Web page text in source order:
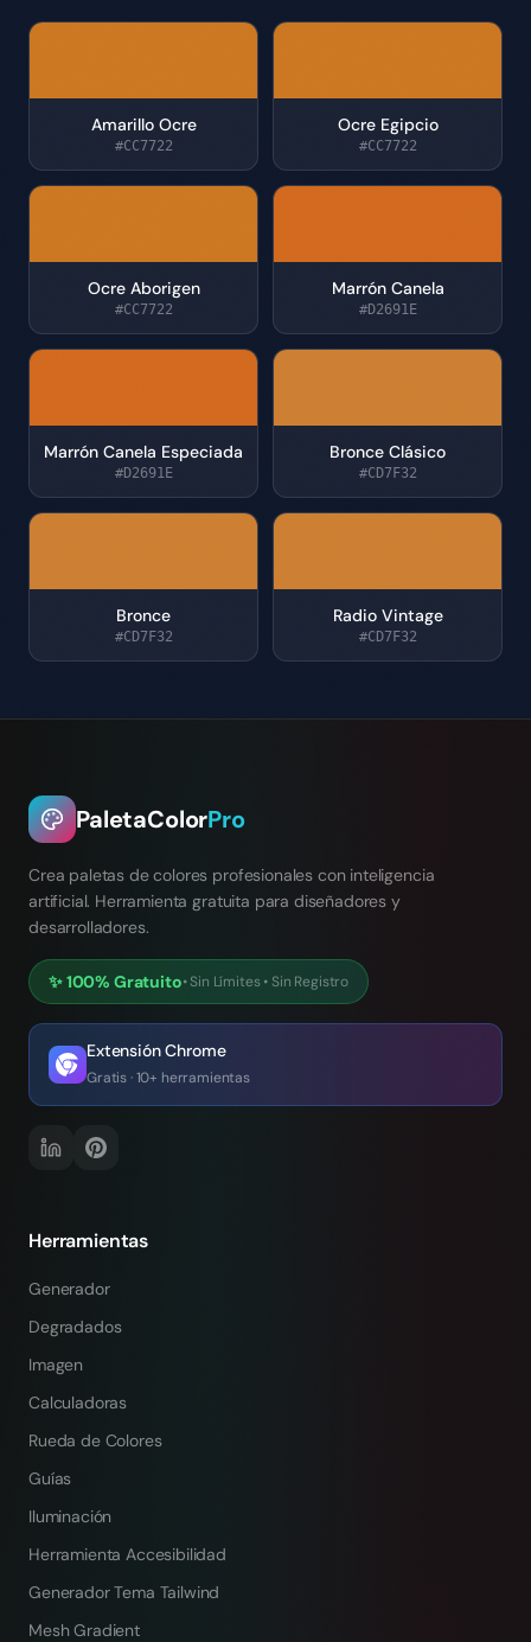
Amarillo Ocre
#CC7722
Ocre Egipcio
#CC7722
Ocre Aborigen
#CC7722
Marrón Canela
#D2691E
Marrón Canela Especiada
#D2691E
Bronce Clásico
#CD7F32
Bronce
#CD7F32
Radio Vintage
#CD7F32
PaletaColorPro
Crea paletas de colores profesionales con inteligencia
artificial. Herramienta gratuita para diseñadores y
desarrolladores.
✨100% Gratuito•Sin Límites• Sin Registro
Extensión Chrome
Gratis · 10+ herramientas
Herramientas
Generador
Degradados
Imagen
Calculadoras
Rueda de Colores
Guías
Iluminación
Herramienta Accesibilidad
Generador Tema Tailwind
Mesh Gradient